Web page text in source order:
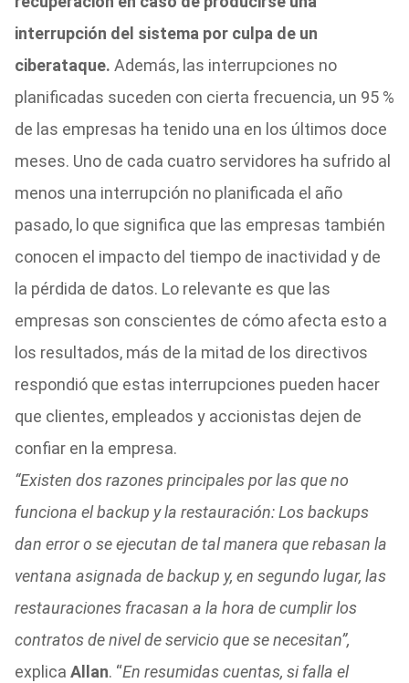
interrupción del sistema por culpa de un
ciberataque. Además, las interrupciones no
planificadas suceden con cierta frecuencia, un 95 %
de las empresas ha tenido una en los últimos doce
meses. Uno de cada cuatro servidores ha sufrido al
menos una interrupción no planificada el año
pasado, lo que significa que las empresas también
conocen el impacto del tiempo de inactividad y de
la pérdida de datos. Lo relevante es que las
empresas son conscientes de cómo afecta esto a
los resultados, más de la mitad de los directivos
respondió que estas interrupciones pueden hacer
que clientes, empleados y accionistas dejen de
confiar en la empresa.
“Existen dos razones principales por las que no
funciona el backup y la restauración: Los backups
dan error o se ejecutan de tal manera que rebasan la
ventana asignada de backup y, en segundo lugar, las
restauraciones fracasan a la hora de cumplir los
contratos de nivel de servicio que se necesitan”,
explica Allan. “En resumidas cuentas, si falla el